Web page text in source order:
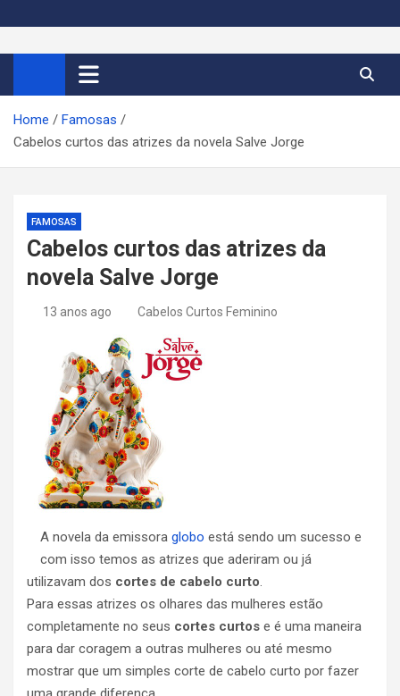
i
t
o
Cortes de Cabelo Curto
Feminino 2026
Moda e tendências dos cabelos curtos femininos 2026
Home
Famosas
Cabelos curtos das atrizes da novela Salve Jorge
FAMOSAS
Cabelos curtos das atrizes da
novela Salve Jorge
13 anos ago Cabelos Curtos Feminino
A novela da emissora globo está sendo um sucesso e
com isso temos as atrizes que aderiram ou já
utilizavam dos cortes de cabelo curto.
Para essas atrizes os olhares das mulheres estão
completamente no seus cortes curtos e é uma maneira
para dar coragem a outras mulheres ou até mesmo
mostrar que um simples corte de cabelo curto por fazer